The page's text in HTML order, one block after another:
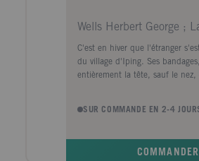
C'est en hiver que l'étranger
du village d'Iping. Ses
entièrement la tête, sauf le nez,
langues vont bon train. On
paix s'il n'avait pas retardé le
d'un personnage qui disparaît à
SUR COMMANDE EN 2-4
COMMANDER